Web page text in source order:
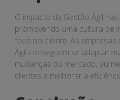
O impacto da Gestão Ágil
promovendo uma cultura de
foco no cliente. As empresas
Ágil conseguem se adaptar
mudanças do mercado,
clientes e melhorar a